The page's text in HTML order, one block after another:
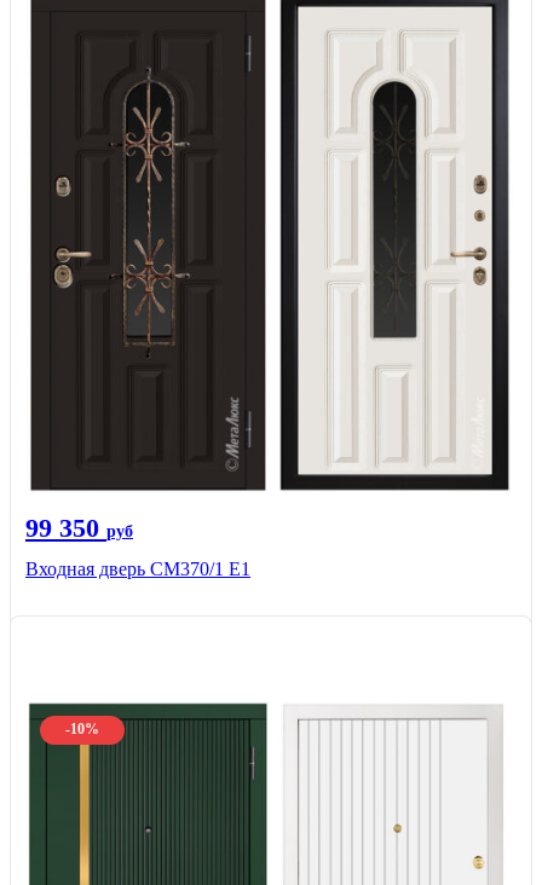
99 350 руб
Входная дверь СМ370/1 Е1
-10%